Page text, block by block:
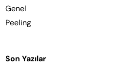
Genel
Peeling
Son Yazılar